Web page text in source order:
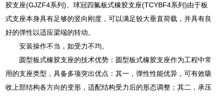
胶支座(GJZF4系列)、球冠四氟板式橡胶支座(TCYBF4系列)由于板
式支座本身具有足够的竖向刚度，可以满足较大垂直荷载，并具有良
好的弹性以适应梁端的转动。
安装操作不当，如受力不均。
圆型板式橡胶支座的技术优势：圆型板式橡胶支座作为工程中常
用的支座类型，具备多项突出优点：其一，弹性性能优异，可有效吸
收上部结构各方向的变形，适配结构受力后的形态调整；其二，承压